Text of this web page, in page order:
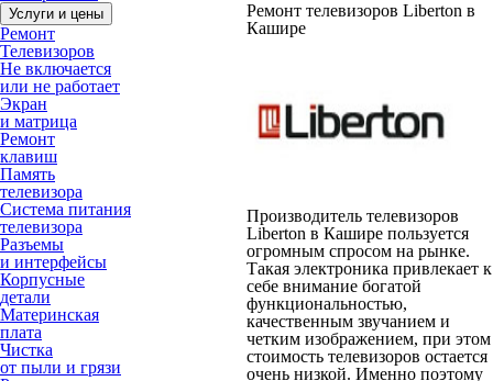
Услуги и цены
Ремонт
Телевизоров
Не включается
или не работает
Экран
и матрица
Ремонт
клавиш
Память
телевизора
Система питания
телевизора
Разъемы
и интерфейсы
Корпусные
детали
Материнская
плата
Чистка
от пыли и грязи
Ремонт телевизоров Liberton в
Кашире
Производитель телевизоров
Liberton в Кашире пользуется
огромным спросом на рынке.
Такая электроника привлекает к
себе внимание богатой
функциональностью,
качественным звучанием и
четким изображением, при этом
стоимость телевизоров остается
очень низкой. Именно поэтому